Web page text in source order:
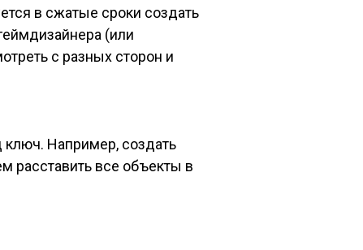
в сжатые сроки создать
(или
с разных сторон и
Например, создать
расставить все объекты в